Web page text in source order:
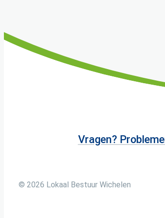
Vragen?
© 2026 Lokaal Bestuur Wichelen